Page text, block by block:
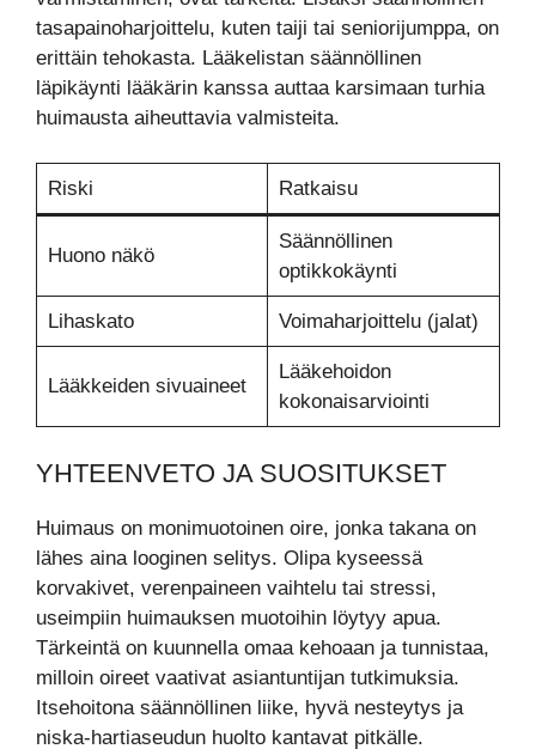
tasapainoharjoittelu, kuten taiji tai seniorijumppa, on
erittäin tehokasta. Lääkelistan säännöllinen
läpikäynti lääkärin kanssa auttaa karsimaan turhia
huimausta aiheuttavia valmisteita.
Riski Ratkaisu
Huono näkö
Säännöllinen
optikkokäynti
Lihaskato Voimaharjoittelu (jalat)
Lääkkeiden sivuaineet
Lääkehoidon
kokonaisarviointi
YHTEENVETO JA SUOSITUKSET
Huimaus on monimuotoinen oire, jonka takana on
lähes aina looginen selitys. Olipa kyseessä
korvakivet, verenpaineen vaihtelu tai stressi,
useimpiin huimauksen muotoihin löytyy apua.
Tärkeintä on kuunnella omaa kehoaan ja tunnistaa,
milloin oireet vaativat asiantuntijan tutkimuksia.
Itsehoitona säännöllinen liike, hyvä nesteytys ja
niska-hartiaseudun huolto kantavat pitkälle.